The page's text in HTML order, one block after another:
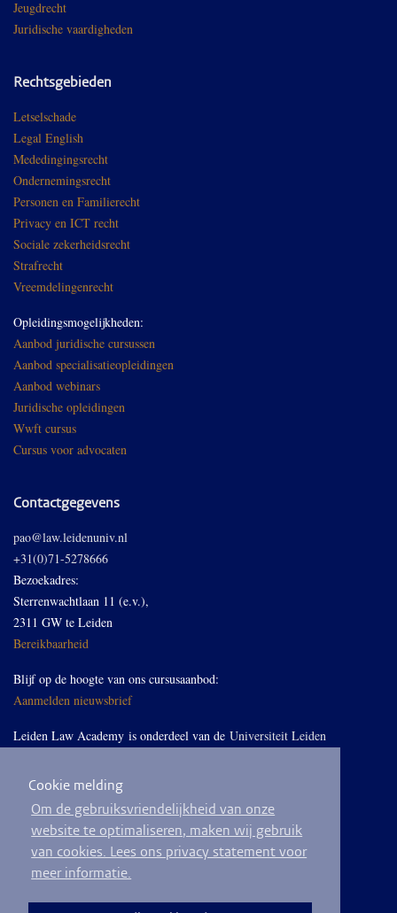
Cookie melding
Om de gebruiksvriendelijkheid van onze
website te optimaliseren, maken wij gebruik
van cookies. Lees ons privacy statement voor
meer informatie.
Jeugdrecht
Juridische vaardigheden
Rechtsgebieden
Letselschade
Legal English
Mededingingsrecht
Ondernemingsrecht
Personen en Familierecht
Privacy en ICT recht
Sociale zekerheidsrecht
Strafrecht
Vreemdelingenrecht
Opleidingsmogelijkheden:
Aanbod juridische cursussen
Aanbod specialisatieopleidingen
Aanbod webinars
Juridische opleidingen
Wwft cursus
Cursus voor advocaten
Contactgegevens
pao@law.leidenuniv.nl
+31(0)71-5278666
Bezoekadres:
Sterrenwachtlaan 11 (e.v.),
2311 GW te Leiden
Bereikbaarheid
Blijf op de hoogte van ons cursusaanbod:
Aanmelden nieuwsbrief
Leiden Law Academy is onderdeel van de Universiteit Leiden
Volg ons op LinkedIn
© 2026
Privacyverklaring
Algemene voorwaarden Sitemap